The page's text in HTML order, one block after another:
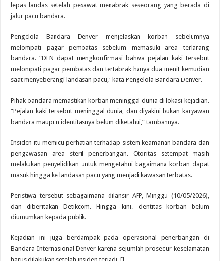
lepas landas setelah pesawat menabrak seseorang yang berada di
jalur pacu bandara.
Pengelola Bandara Denver menjelaskan korban sebelumnya
melompati pagar pembatas sebelum memasuki area terlarang
bandara. “DEN dapat mengkonfirmasi bahwa pejalan kaki tersebut
melompati pagar pembatas dan tertabrak hanya dua menit kemudian
saat menyeberangi landasan pacu,” kata Pengelola Bandara Denver.
Pihak bandara memastikan korban meninggal dunia di lokasi kejadian.
“Pejalan kaki tersebut meninggal dunia, dan diyakini bukan karyawan
bandara maupun identitasnya belum diketahui,” tambahnya.
Insiden itu memicu perhatian terhadap sistem keamanan bandara dan
pengawasan area steril penerbangan. Otoritas setempat masih
melakukan penyelidikan untuk mengetahui bagaimana korban dapat
masuk hingga ke landasan pacu yang menjadi kawasan terbatas.
Peristiwa tersebut sebagaimana dilansir AFP, Minggu (10/05/2026),
dan diberitakan Detikcom. Hingga kini, identitas korban belum
diumumkan kepada publik.
Kejadian ini juga berdampak pada operasional penerbangan di
Bandara Internasional Denver karena sejumlah prosedur keselamatan
harus dilakukan setelah insiden terjadi. []